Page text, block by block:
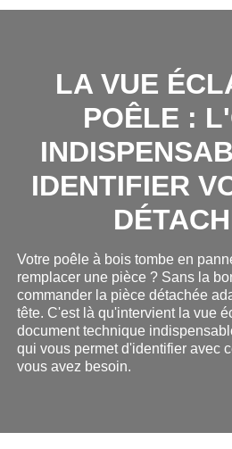
LA VUE
POÊLE :
IDENTIFIER
Votre poêle à bois tombe en
remplacer une pièce ? Sans la
commander la pièce détachée
tête. C'est là qu'intervient la vue
document technique
qui vous permet d'identifier avec
vous avez besoin.